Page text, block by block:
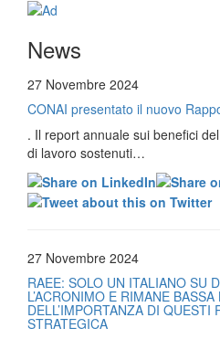
News
27 Novembre 2024
CONAI presentato il nuovo
. Il report annuale sui benefici
di lavoro sostenuti…
27 Novembre 2024
RAEE: SOLO UN ITALIANO SU
L’ACRONIMO E RIMANE
DELL’IMPORTANZA DI
STRATEGICA